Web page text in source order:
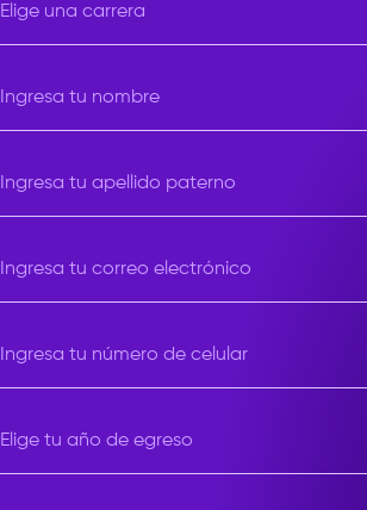
Elige una carrera
Ingresa tu nombre
Ingresa tu apellido paterno
Ingresa tu correo electrónico
Ingresa tu número de celular
Elige tu año de egreso